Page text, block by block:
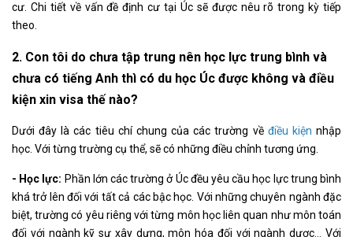
cư. Chi tiết về vấn đề định cư tại Úc sẽ được nêu rõ trong kỳ tiếp
theo.
2. Con tôi do chưa tập trung nên học lực trung bình và
chưa có tiếng Anh thì có du học Úc được không và điều
kiện xin visa thế nào?
Dưới đây là các tiêu chí chung của các trường về điều kiện nhập
học. Với từng trường cụ thể, sẽ có những điều chỉnh tương ứng.
- Học lực: Phần lớn các trường ở Úc đều yêu cầu học lực trung bình
khá trở lên đối với tất cả các bậc học. Với những chuyên ngành đặc
biệt, trường có yêu riêng với từng môn học liên quan như môn toán
đối với ngành kỹ sư xây dựng, môn hóa đối với ngành dược… Với